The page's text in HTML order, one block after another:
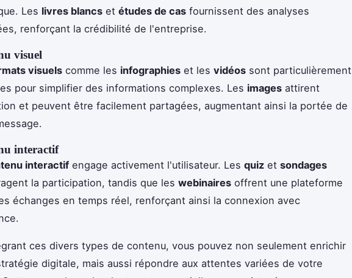
Les livres blancs et études de cas fournissent des analyses
renforçant la crédibilité de l'entreprise.
visuel
visuels comme les infographies et les vidéos sont particulièrement
pour simplifier des informations complexes. Les images attirent
et peuvent être facilement partagées, augmentant ainsi la portée de
interactif
interactif engage activement l'utilisateur. Les quiz et sondages
la participation, tandis que les webinaires offrent une plateforme
échanges en temps réel, renforçant ainsi la connexion avec
ces divers types de contenu, vous pouvez non seulement enrichir
digitale, mais aussi répondre aux attentes variées de votre